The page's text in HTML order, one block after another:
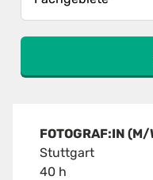
FOTOGRAF:IN
Stuttgart
40 h